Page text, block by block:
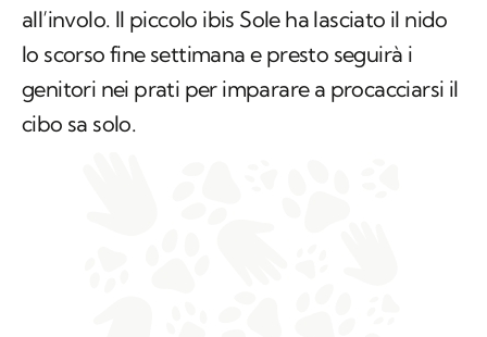
all’involo. Il piccolo ibis Sole ha lasciato il nido
lo scorso fine settimana e presto seguirà i
genitori nei prati per imparare a procacciarsi il
cibo sa solo.